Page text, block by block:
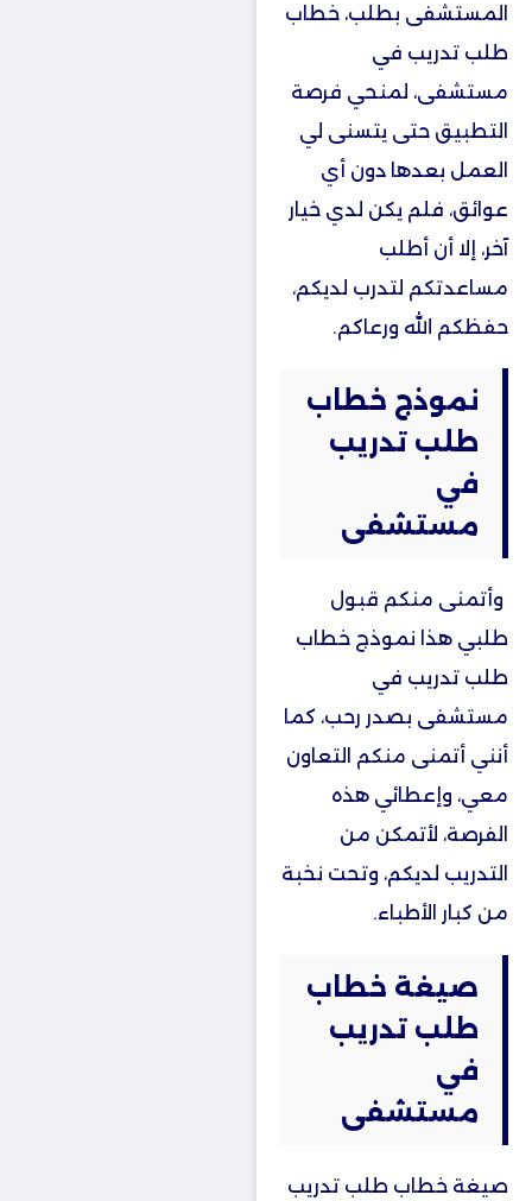
المستشفى بطلب، خطاب
طلب تدريب في
مستشفى، لمنحي فرصة
التطبيق حتى يتسنى لي
العمل بعدها دون أي
عوائق، فلم يكن لدي خيار
آخر، إلا أن أطلب
مساعدتكم لتدرب لديكم،
حفظكم الله ورعاكم.
نموذج خطاب
طلب تدريب
في
مستشفى
وأتمنى منكم قبول
طلبي هذا نموذج خطاب
طلب تدريب في
مستشفى بصدر رحب، كما
أنني أتمنى منكم التعاون
معي، وإعطائي هذه
الفرصة، لأتمكن من
التدريب لديكم، وتحت نخبة
من كبار الأطباء.
صيغة خطاب
طلب تدريب
في
مستشفى
صيغة خطاب طلب تدريب